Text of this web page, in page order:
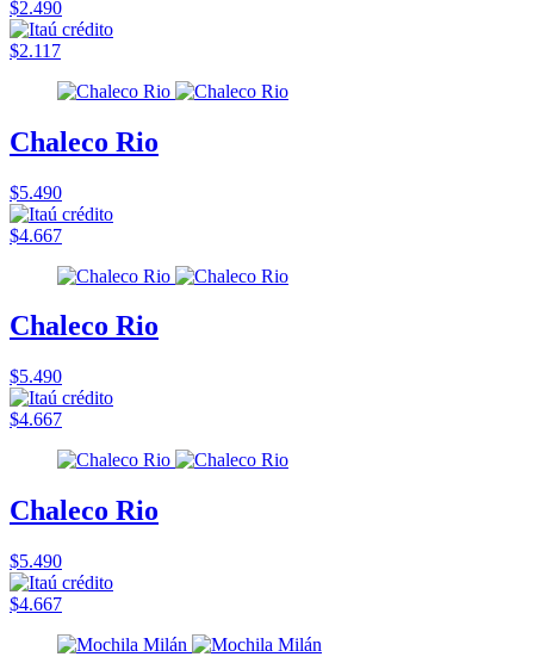
$2.490
$2.117
Chaleco Rio
$5.490
$4.667
Chaleco Rio
$5.490
$4.667
Chaleco Rio
$5.490
$4.667